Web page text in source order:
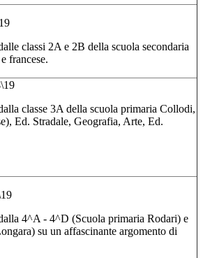
classi 2A e 2B della scuola secondaria
francese.
classe 3A della scuola primaria Collodi,
Ed. Stradale, Geografia, Arte, Ed.
4^A - 4^D (Scuola primaria Rodari) e
su un affascinante argomento di